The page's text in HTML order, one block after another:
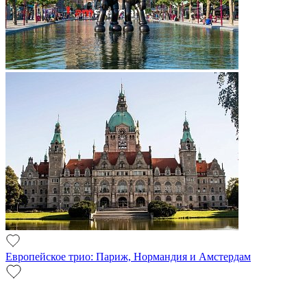
Европейское трио: Париж, Нормандия и Амстердам